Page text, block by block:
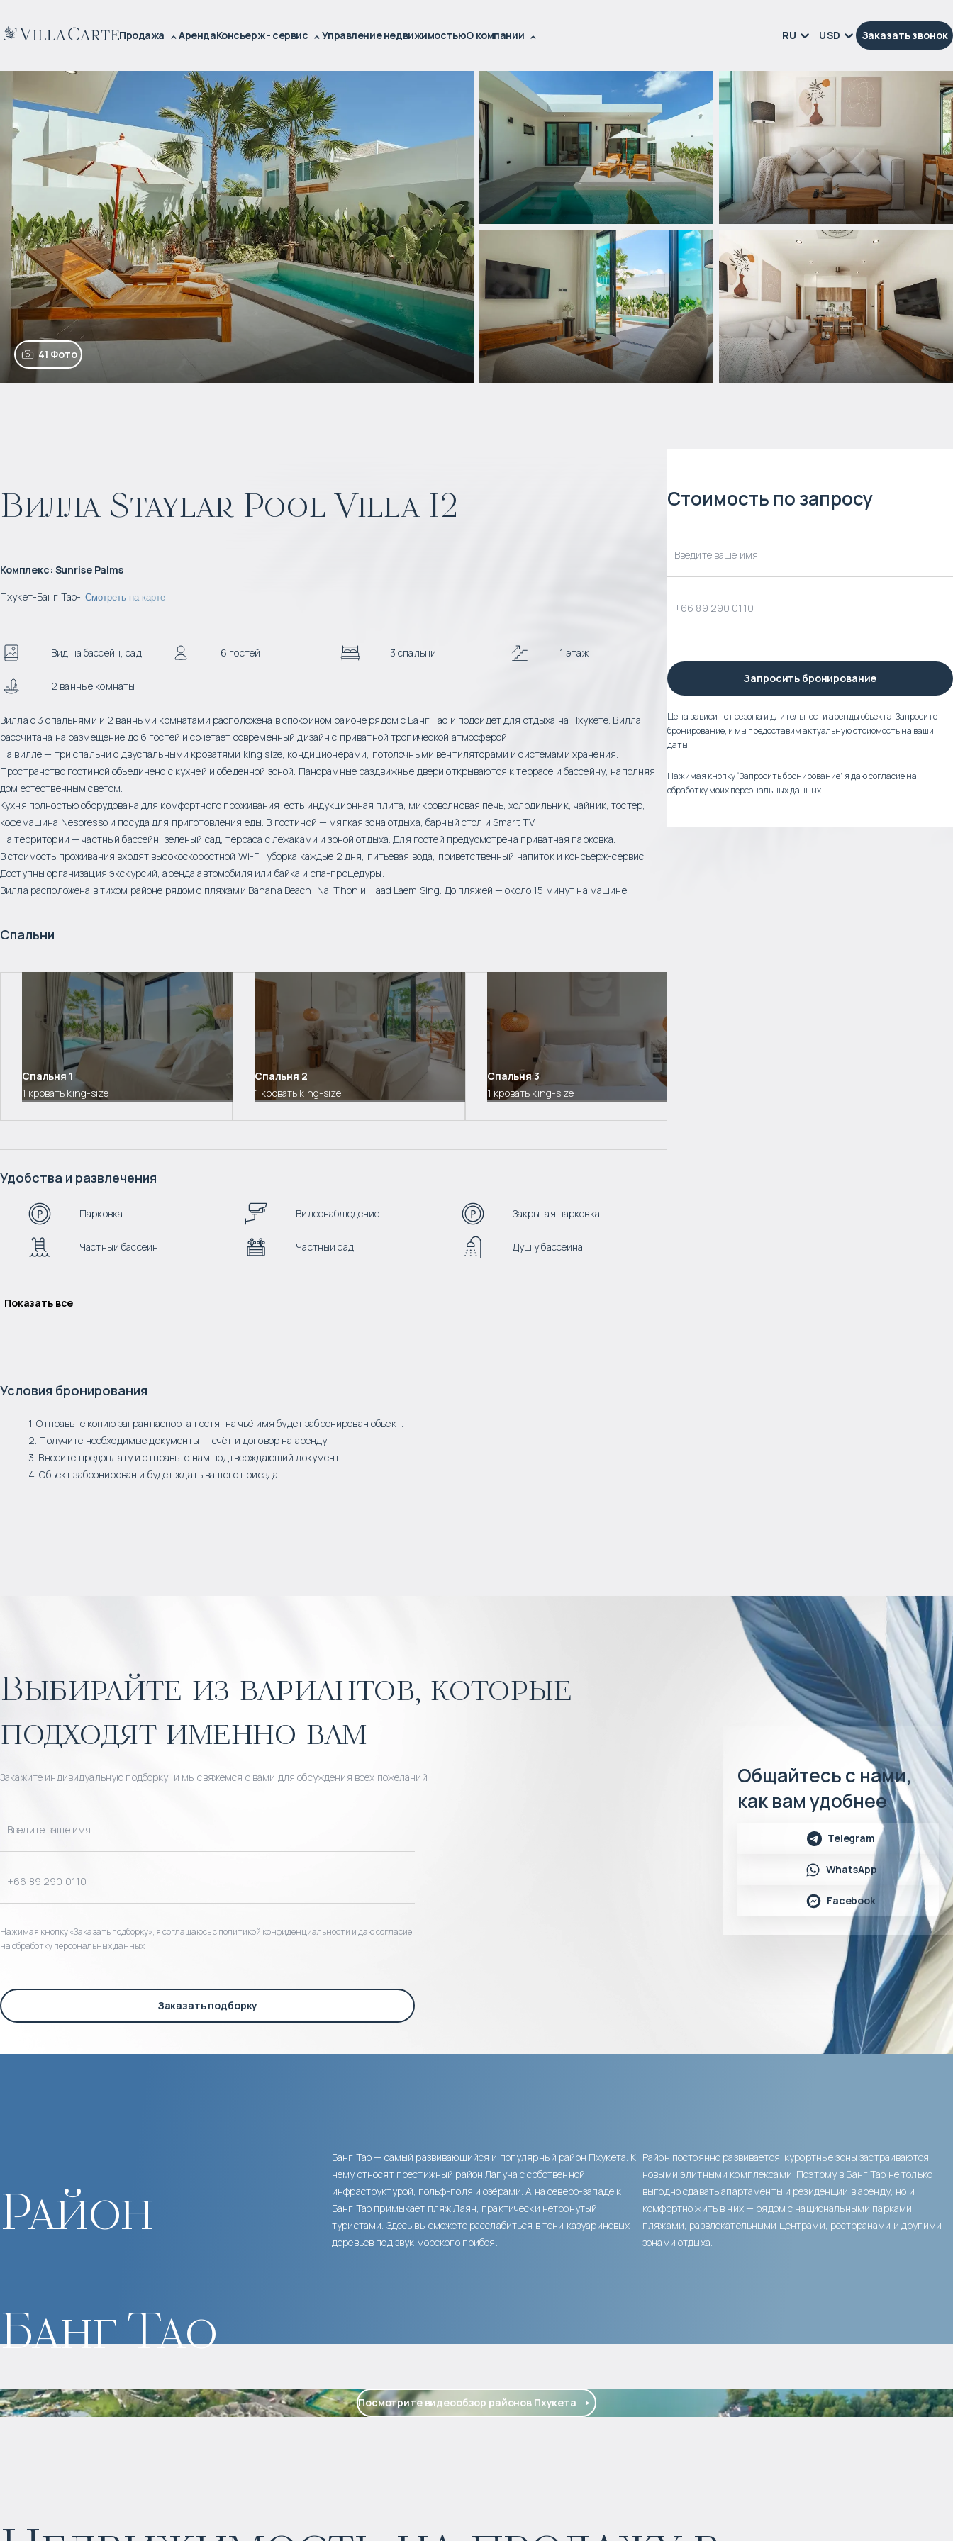
Продажа АрендаКонсьерж - сервис Управление недвижимостьюО компании RU USD Заказать звонок
41 Фото
Вилла Staylar Pool Villa I2
Комплекс: Sunrise Palms
Пхукет-Банг Тао- Смотреть на карте
Вид на бассейн, сад 6 гостей 3 спальни 1 этаж
2 ванные комнаты
Вилла с 3 спальнями и 2 ванными комнатами расположена в спокойном районе рядом с Банг Тао и подойдет для отдыха на Пхукете. Вилла
рассчитана на размещение до 6 гостей и сочетает современный дизайн с приватной тропической атмосферой.
На вилле — три спальни с двуспальными кроватями king size, кондиционерами, потолочными вентиляторами и системами хранения.
Пространство гостиной объединено с кухней и обеденной зоной. Панорамные раздвижные двери открываются к террасе и бассейну, наполняя
дом естественным светом.
Кухня полностью оборудована для комфортного проживания: есть индукционная плита, микроволновая печь, холодильник, чайник, тостер,
кофемашина Nespresso и посуда для приготовления еды. В гостиной — мягкая зона отдыха, барный стол и Smart TV.
На территории — частный бассейн, зеленый сад, терраса с лежаками и зоной отдыха. Для гостей предусмотрена приватная парковка.
В стоимость проживания входят высокоскоростной Wi-Fi, уборка каждые 2 дня, питьевая вода, приветственный напиток и консьерж-сервис.
Доступны организация экскурсий, аренда автомобиля или байка и спа-процедуры.
Вилла расположена в тихом районе рядом с пляжами Banana Beach, Nai Thon и Haad Laem Sing. До пляжей — около 15 минут на машине.
Спальни
Спальня 1
1 кровать king-size
Спальня 2
1 кровать king-size
Спальня3
1 кровать king-size
Удобства и развлечения
Парковка Видеонаблюдение Закрытая парковка
Частный бассейн Частный сад Душ у бассейна
Показать все
Условия бронирования
1. Отправьте копию загранпаспорта гостя, на чьё имя будет забронирован объект.
2. Получите необходимые документы — счёт и договор на аренду.
3. Внесите предоплату и отправьте нам подтверждающий документ.
4. Объект забронирован и будет ждать вашего приезда.
Стоимость по запросу
Запросить бронирование
Цена зависит от сезона и длительности аренды объекта. Запросите
бронирование, и мы предоставим актуальную стоиомость на ваши
даты.
Нажимая кнопку “Запросить бронирование” я даю согласие на
обработку моих персональных данных
Выбирайте из вариантов, которые
подходят именно вам
Закажите индивидуальную подборку, и мы свяжемся с вами для обсуждения всех пожеланий
Нажимая кнопку «Заказать подборку», я соглашаюсь с политикой конфиденциальности и даю согласие
на обработку персональных данных
Заказать подборку
Общайтесь с нами,
как вам удобнее
Telegram
WhatsApp
Facebook
Район
Банг Тао
Банг Тао — самый развивающийся и популярный район Пхукета. К
нему относят престижный район Лагуна с собственной
инфраструктурой, гольф-поля и озёрами. А на северо-западе к
Банг Тао примыкает пляж Лаян, практически нетронутый
туристами. Здесь вы сможете расслабиться в тени казуариновых
деревьев под звук морского прибоя.
Район постоянно развивается: курортные зоны застраиваются
новыми элитными комплексами. Поэтому в Банг Тао не только
выгодно сдавать апартаменты и резиденции в аренду, но и
комфортно жить в них — рядом с национальными парками,
пляжами, развлекательными центрами, ресторанами и другими
зонами отдыха.
Посмотрите видеообзор районов Пхукета